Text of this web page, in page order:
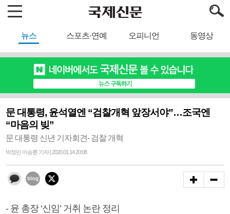
뉴스 스포츠·연예 오피니언 동영상
문 대통령, 윤석열엔 “검찰개혁 앞장서야”…조국엔
“마음의 빚”
문 대통령 신년 기자회견- 검찰 개혁
박정민 이승륜 기자 | 2020.01.14 20:08
- 윤 총장 ‘신임’ 거취 논란 정리